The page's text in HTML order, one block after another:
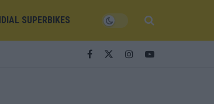
SUPERBIKES